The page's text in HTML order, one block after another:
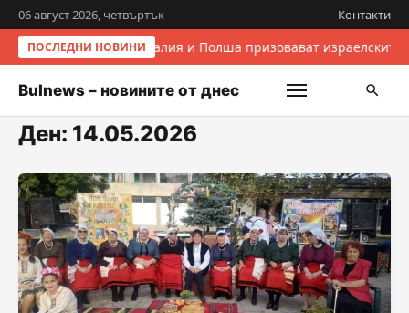
06 август 2026, четвъртък Контакти
ПОСЛЕДНИ НОВИНИИталия и Полша призовават израелските
Bulnews – новините от днес
Ден: 14.05.2026